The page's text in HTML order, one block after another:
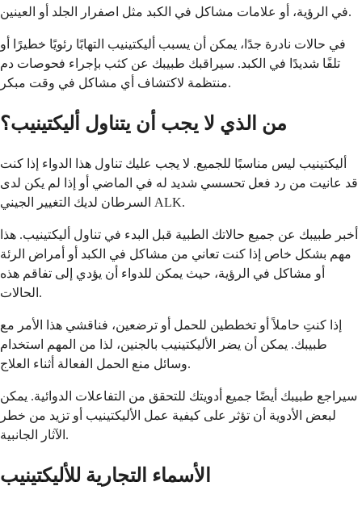
في الرؤية، أو علامات مشاكل في الكبد مثل اصفرار الجلد أو العينين.
في حالات نادرة جدًا، يمكن أن يسبب أليكتينيب التهابًا رئويًا خطيرًا أو
تلفًا شديدًا في الكبد. سيراقبك طبيبك عن كثب بإجراء فحوصات دم
منتظمة لاكتشاف أي مشاكل في وقت مبكر.
من الذي لا يجب أن يتناول أليكتينيب؟
أليكتينيب ليس مناسبًا للجميع. لا يجب عليك تناول هذا الدواء إذا كنت
قد عانيت من رد فعل تحسسي شديد له في الماضي أو إذا لم يكن لدى
السرطان لديك التغيير الجيني ALK.
أخبر طبيبك عن جميع حالاتك الطبية قبل البدء في تناول أليكتينيب. هذا
مهم بشكل خاص إذا كنت تعاني من مشاكل في الكبد أو أمراض الرئة
أو مشاكل في الرؤية، حيث يمكن للدواء أن يؤدي إلى تفاقم هذه
الحالات.
إذا كنتِ حاملاً أو تخططين للحمل أو ترضعين، فناقشي هذا الأمر مع
طبيبك. يمكن أن يضر الأليكتينيب بالجنين، لذا من المهم استخدام
وسائل منع الحمل الفعالة أثناء العلاج.
سيراجع طبيبك أيضًا جميع أدويتك للتحقق من التفاعلات الدوائية. يمكن
لبعض الأدوية أن تؤثر على كيفية عمل الأليكتينيب أو تزيد من خطر
الآثار الجانبية.
الأسماء التجارية للأليكتينيب